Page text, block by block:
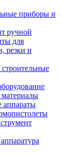
приборы и
ручной
для
резки и
аппараты